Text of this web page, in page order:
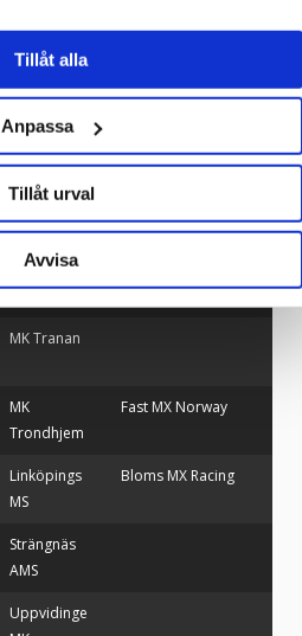
Tillåt alla
Anpassa
Tillåt urval
Avvisa
Hisingens MK
Powered By MX
Nord-Odal
MX
MBMotocrossteam KTM
Arena
Motorklubb
Vrigstad MK
MK Tranan
MK
Trondhjem
Fast MX Norway
Linköpings
MS
Bloms MX Racing
Strängnäs
AMS
Uppvidinge